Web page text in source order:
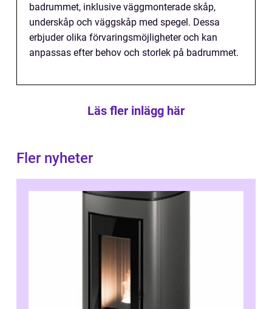
badrummet, inklusive väggmonterade skåp,
underskåp och väggskåp med spegel. Dessa
erbjuder olika förvaringsmöjligheter och kan
anpassas efter behov och storlek på badrummet.
Läs fler inlägg här
Fler nyheter